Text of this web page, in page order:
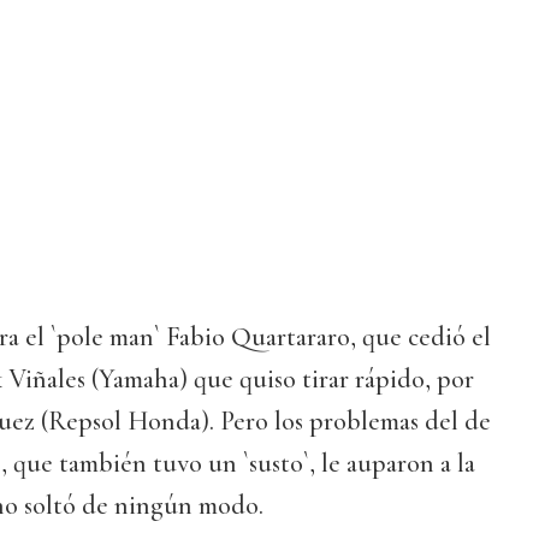
el `pole man` Fabio Quartararo, que cedió el
(Yamaha) que quiso tirar rápido, por
(Repsol Honda). Pero los problemas del de
que también tuvo un `susto`, le auparon a la
soltó de ningún modo.